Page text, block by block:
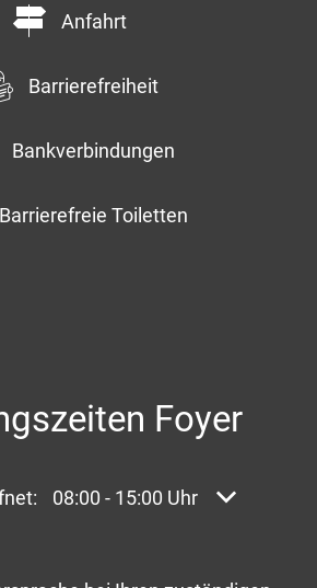
Anfahrt
Barrierefreiheit
Bankverbindungen
Barrierefreie Toiletten
Foyer
weitere Öffnungs- oder
08:00 - 15:00 Uhr Von 08:00